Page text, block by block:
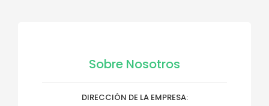
Sobre Nosotros
DIRECCIÓN DE LA EMPRESA